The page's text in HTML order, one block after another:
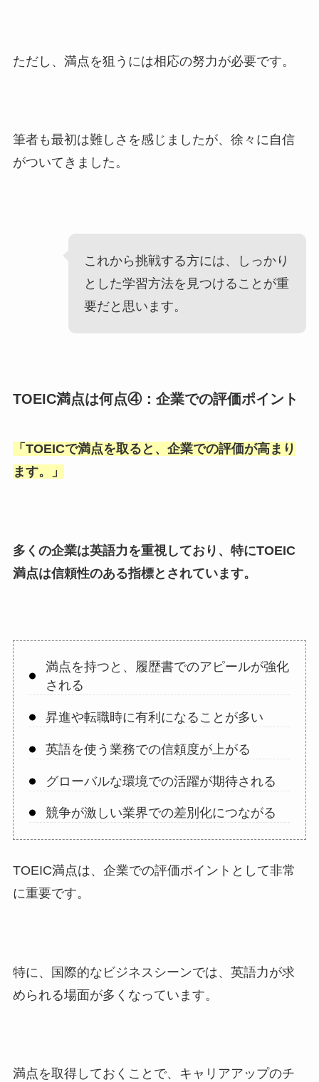
ただし、満点を狙うには相応の努力が必要です。
筆者も最初は難しさを感じましたが、徐々に自信
がついてきました。
これから挑戦する方には、しっかり
とした学習方法を見つけることが重
要だと思います。
TOEIC満点は何点④：企業での評価ポイント
「 TOEICで満点を取ると、企業での評価が高まり
ます。
」
多くの企業は英語力を重視しており、特にTOEIC
満点は信頼性のある指標とされています。
満点を持つと、履歴書でのアピールが強化
される
昇進や転職時に有利になることが多い
英語を使う業務での信頼度が上がる
グローバルな環境での活躍が期待される
競争が激しい業界での差別化につながる
TOEIC満点は、企業での評価ポイントとして非常
に重要です。
特に、国際的なビジネスシーンでは、英語力が求
められる場面が多くなっています。
満点を取得しておくことで、キャリアアップのチ